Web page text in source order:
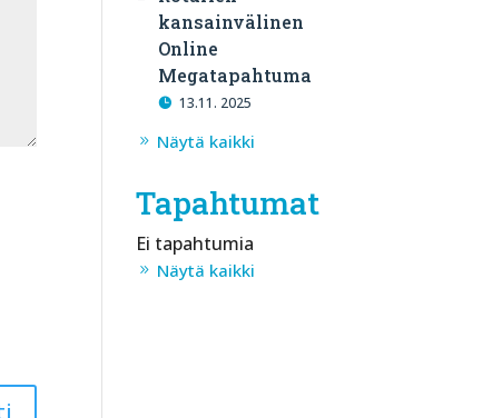
kansainvälinen
Online
Megatapahtuma
13.11. 2025
Näytä kaikki
Tapahtumat
Ei tapahtumia
Näytä kaikki